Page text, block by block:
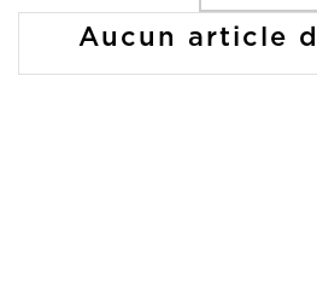
Aucun article